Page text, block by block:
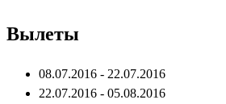
Вылеты
08.07.2016 - 22.07.2016
22.07.2016 - 05.08.2016